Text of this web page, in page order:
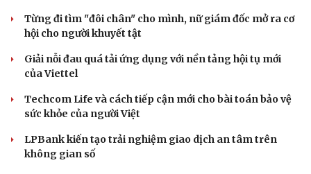
Từng đi tìm "đôi chân" cho mình, nữ giám đốc mở ra cơ
hội cho người khuyết tật
Giải nỗi đau quá tải ứng dụng với nền tảng hội tụ mới
của Viettel
Techcom Life và cách tiếp cận mới cho bài toán bảo vệ
sức khỏe của người Việt
LPBank kiến tạo trải nghiệm giao dịch an tâm trên
không gian số